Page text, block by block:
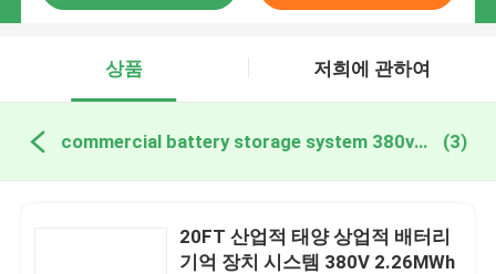
상품 저희에 관하여
commercial battery storage system 380v 온라인 제조 (3)
20FT 산업적 태양 상업적 배터리
기억 장치 시스템 380V 2.26MWh